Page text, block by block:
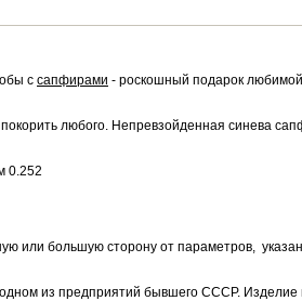
с сапфирами - роскошный подарок
любого. Непревзойденная синева
0.252
или большую сторону от параметров,
из предприятий бывшего СССР. Изделие